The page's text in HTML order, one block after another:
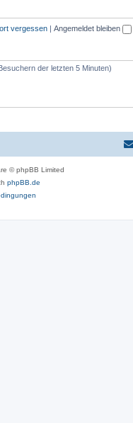
vergessen | Angemeldet bleiben
der letzten 5 Minuten)
© phpBB Limited
phpBB.de